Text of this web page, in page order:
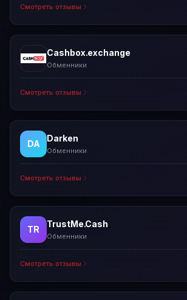
Смотреть отзывы
Cashbox.exchange
Обменники
Смотреть отзывы
DA
Darken
Обменники
Смотреть отзывы
TR
TrustMe.Cash
Обменники
Смотреть отзывы